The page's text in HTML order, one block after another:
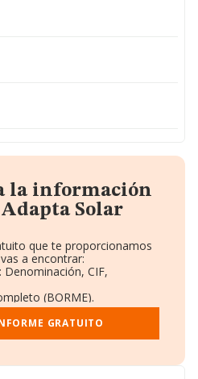
la información
Solar
que te proporcionamos
a encontrar:
CIF,
(BORME).
Ventas y Empleados.
y Administradores.
GRATUITO